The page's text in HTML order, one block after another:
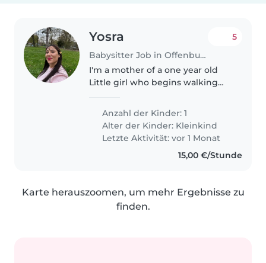
Yosra
Babysitter Job in Offenburg
5
I'm a mother of a one year old
Little girl who begins walking
attention and someone to play
with. I'm pregnent and I need
someone I can trust to take..
Anzahl der Kinder: 1
Alter der Kinder: Kleinkind
Letzte Aktivität: vor 1 Monat
15,00 €/Stunde
Karte herauszoomen, um mehr Ergebnisse zu
finden.